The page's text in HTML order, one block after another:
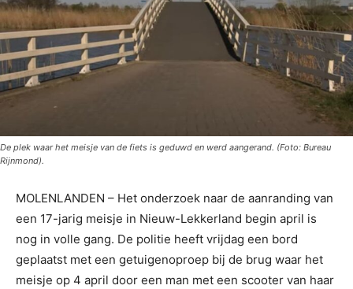
De plek waar het meisje van de fiets is geduwd en werd aangerand. (Foto: Bureau
Rijnmond).
MOLENLANDEN – Het onderzoek naar de aanranding van
een 17-jarig meisje in Nieuw-Lekkerland begin april is
nog in volle gang. De politie heeft vrijdag een bord
geplaatst met een getuigenoproep bij de brug waar het
meisje op 4 april door een man met een scooter van haar